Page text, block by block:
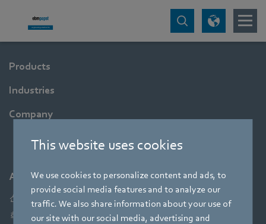
This website uses cookies
We use cookies to personalize content and ads, to
provide social media features and to analyze our
traffic. We also share information about your use of
our site with our social media, advertising and
Products
Industries
Company
About ebm-papst
선도적 기술, 선구적 애플리케이션 솔루션,
혁신적 제품 - 공기역학적 요소를 함께 운영하는